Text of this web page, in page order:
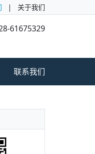
| 关于我们
61675329
联系我们